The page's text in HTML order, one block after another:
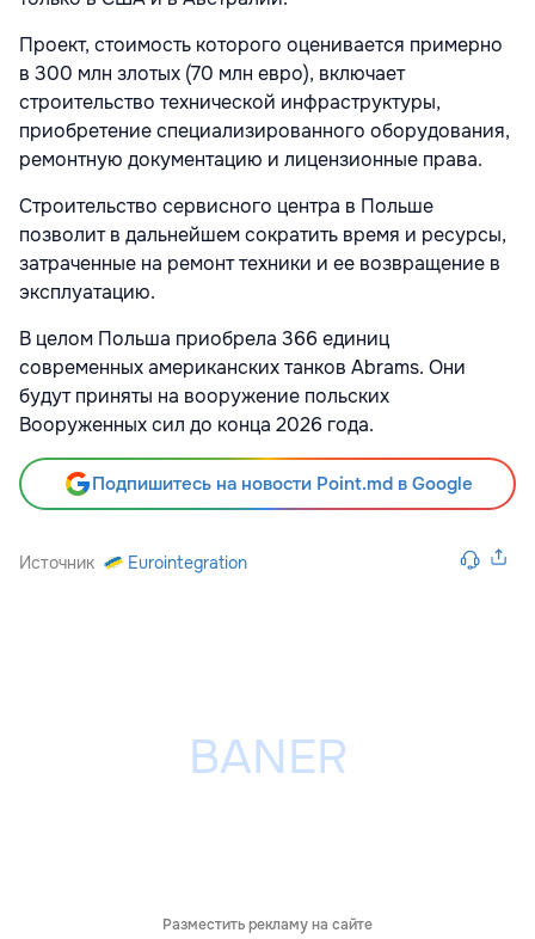
Проект, стоимость которого оценивается примерно
в 300 млн злотых (70 млн евро), включает
строительство технической инфраструктуры,
приобретение специализированного оборудования,
ремонтную документацию и лицензионные права.
Строительство сервисного центра в Польше
позволит в дальнейшем сократить время и ресурсы,
затраченные на ремонт техники и ее возвращение в
эксплуатацию.
В целом Польша приобрела 366 единиц
современных американских танков Abrams. Они
будут приняты на вооружение польских
Вооруженных сил до конца 2026 года.
Подпишитесь на новости Point.md в Google
Источник Eurointegration
Разместить рекламу на сайте